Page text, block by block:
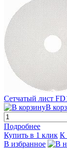
Сетчатый лист
В
Подробнее
Купить в 1 клик К
В избранное